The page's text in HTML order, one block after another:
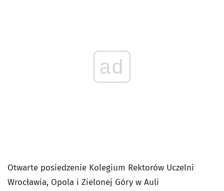
ad
Otwarte posiedzenie Kolegium Rektorów Uczelni
Wrocławia, Opola i Zielonej Góry w Auli